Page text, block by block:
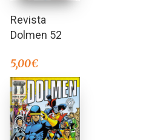
Revista
Dolmen 52
5,00€